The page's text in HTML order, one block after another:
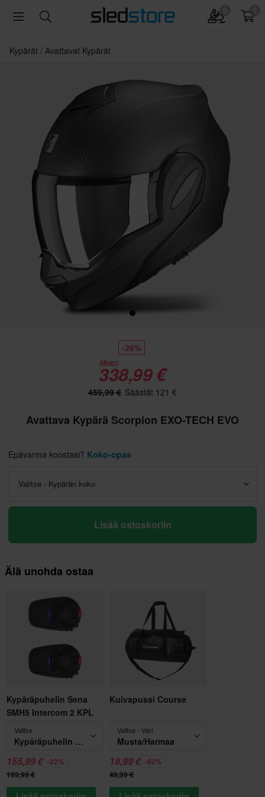
Kypärät Avattavat Kypärät
-26%
Alkaen
338,99 €
459,99 € Säästät 121 €
Avattava Kypärä Scorpion EXO-TECH EVO
Epävarma koostasi? Koko-opas
Valitse - Kypärän koko
Lisää ostoskoriin
Älä unohda ostaa
Kypäräpuhelin Sena
SMH5 Intercom 2 KPL
Valitse
Kypäräpuhelin Sena SMH5 Intercom 2 KPL
155,99 € -22%
199,99 €
Kuivapussi Course
Valitse - Väri
Musta/Harmaa
18,99 € -62%
49,99 €